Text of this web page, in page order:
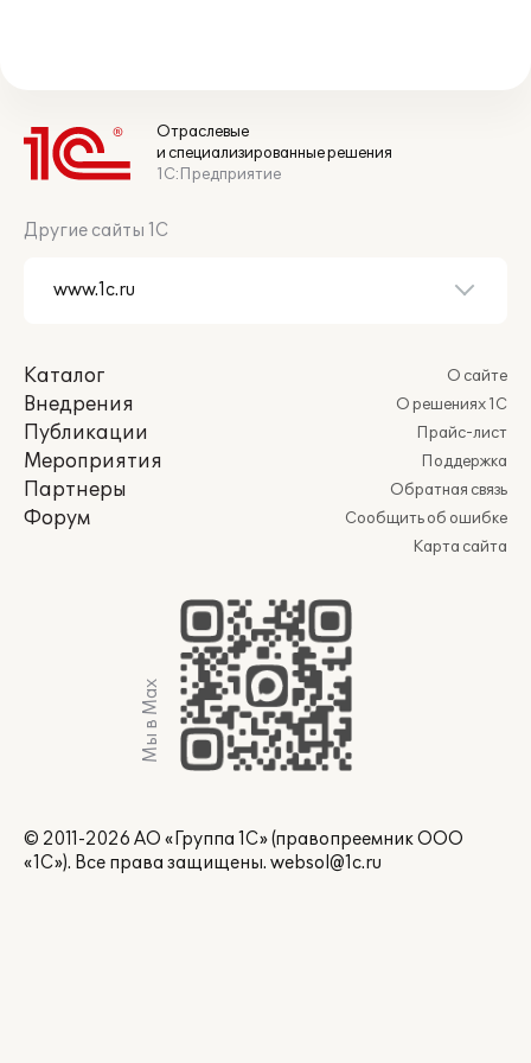
Отраслевые
и специализированные решения
1С:Предприятие
Другие сайты 1С
Каталог
Внедрения
Публикации
Мероприятия
Партнеры
Форум
О сайте
О решениях 1С
Прайс-лист
Поддержка
Обратная связь
Сообщить об ошибке
Карта сайта
Мы в Max
© 2011-2026 АО «Группа 1С» (правопреемник ООО
«1С»). Все права защищены. websol@1c.ru